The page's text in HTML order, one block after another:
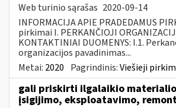
Web turinio sąrašas 2020-09-14
INFORMACIJA APIE PRADEDAMUS
pirkimai I. PERKANČIOJI
KONTAKTINIAI DUOMENYS: I.1.
organizacijos pavadinimas...
Metai: 2020 Pagrindinis:Viešieji
gali priskirti ilgalaikio
įsigijimo, eksploatavimo,